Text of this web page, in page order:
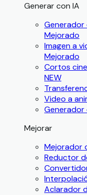
Generar con IA
Generador
Mejorado
Imagen a
Mejorado
Cortos
NEW
Video a
Generador
Mejorar
Mejorador
Reductor
Aclarador